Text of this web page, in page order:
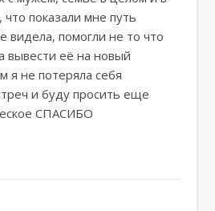
показали мне путь
видела, помогли не то что
вывести её на новый
я не потеряла себя
и буду просить еще
СПАСИБО